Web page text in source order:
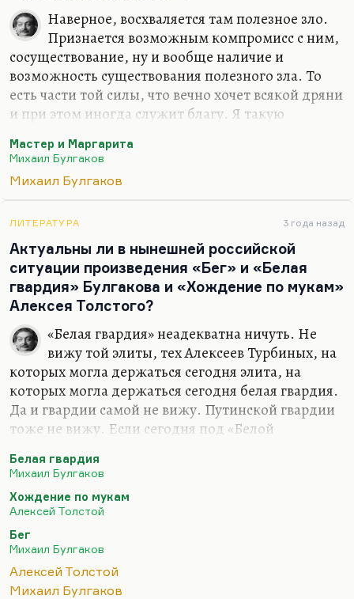
Наверное, восхваляется там полезное зло.
Признается возможным компромисс с ним,
сосуществование, ну и вообще наличие и
возможность существования полезного зла. То
есть части той силы, что вечно хочет всякой дряни
и при этом иногда служит благу. Я такую
потому, что меньшее зло или полезное зло – это
почти всегда отмазки. И у зла нет и не может
быть, к сожалению, благих целей. Стратегически
краху.
Временно, иногда воспользоваться помощью
дьявола, наверное, в каких-то ситуациях можно,
но учтите, это, как правило, неумение читать
контракт. На практике эта разовая помощь
обернется глобальной…
Мастер и Маргарита
Михаил Булгаков
Михаил Булгаков
ЛИТЕРАТУРА 3 года назад
Актуальны ли в нынешней российской
ситуации произведения «Бег» и «Белая
гвардия» Булгакова и «Хождение по мукам»
Алексея Толстого?
«Белая гвардия» неадекватна ничуть. Не
вижу той элиты, тех Алексеев Турбиных, на
которых могла держаться сегодня элита, на
которых могла держаться сегодня белая гвардия.
Да и гвардии самой не вижу. Путинской гвардии
тоже не вижу. Если сегодня под «Белой
сами понимаете…
А что касается «Бега» или там «Похождения
Невзорова, или Ибикус» (книги Алексея Толстого,
написанной в эмиграции), то, конечно,
приходится признать, что именно Алексей Н.
Толстой – лучший летописец русской эмиграции.
Самый бесчестный с одной стороны, потому что
Белая гвардия
Михаил Булгаков
Хождение по мукам
Алексей Толстой
Бег
Михаил Булгаков
Алексей Толстой
Михаил Булгаков